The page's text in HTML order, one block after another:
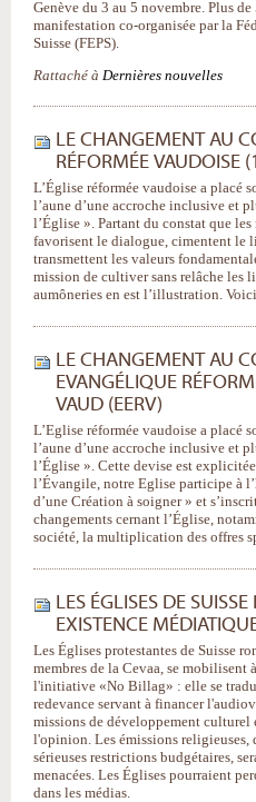
Genève du 3 au 5 novembre. Plus
manifestation co-organisée par la
Suisse (FEPS).
Rattaché à Dernières nouvelles
LE CHANGEMENT AU
RÉFORMÉE VAUDOISE
L’Église réformée vaudoise a placé
l’aune d’une accroche inclusive et
l’Église ». Partant du constat que
favorisent le dialogue, cimentent le
transmettent les valeurs
mission de cultiver sans relâche les
aumôneries en est l’illustration.
LE CHANGEMENT AU
EVANGÉLIQUE
VAUD (EERV)
L’Eglise réformée vaudoise a placé
l’aune d’une accroche inclusive et
l’Église ». Cette devise est
l’Évangile, notre Eglise participe à
d’une Création à soigner » et
changements cernant l’Église,
société, la multiplication des offres
LES ÉGLISES DE
EXISTENCE
Les Églises protestantes de Suisse
membres de la Cevaa, se
l'initiative «No Billag» : elle se
redevance servant à financer
missions de développement
l'opinion. Les émissions religieuses,
sérieuses restrictions budgétaires,
menacées. Les Églises pourraient
dans les médias.